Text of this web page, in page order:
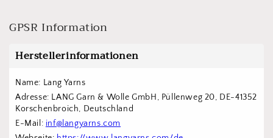
GPSR Information
Herstellerinformationen
Name: Lang Yarns
Adresse: LANG Garn & Wolle GmbH, Püllenweg 20, DE-41352
Korschenbroich, Deutschland
E-Mail: inf@langyarns.com